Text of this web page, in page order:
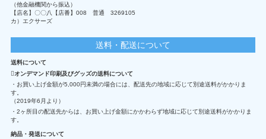
（他金融機関から振込）
【店名】〇〇八【店番】008 普通 3269105
カ）エクサーズ
送料・配送について
送料について
オンデマンド印刷及びグッズの送料について
・お買い上げ金額が5,000円未満の場合には、配送先の地域に応じて別途送料がかかりま
す。
（2019年6月より）
・2ヶ所目の配送先からは、お買い上げ金額にかかわらず地域に応じて別途送料がかかりま
す。
納品・発送について